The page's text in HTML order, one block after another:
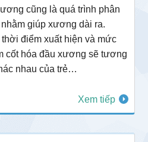
cũng là quá trình phân
giúp xương dài ra.
điểm xuất hiện và mức
cốt hóa đầu xương sẽ tương
nhau của trẻ…
Xem tiếp